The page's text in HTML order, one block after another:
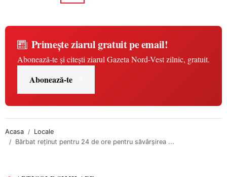
Primește ziarul gratuit pe email!
Abonează-te și citești ziarul Gazeta Nord-Vest zilnic, gratuit.
Abonează-te
Acasa
Locale
Bărbat reținut pentru 24 de ore pentru săvârșirea ...